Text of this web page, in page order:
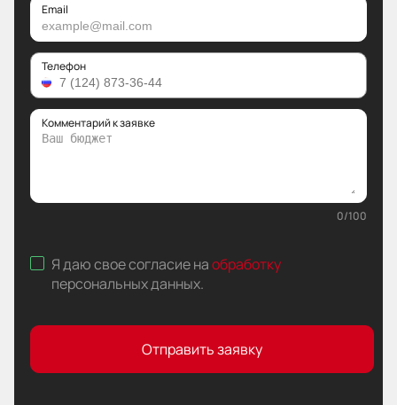
Email
Телефон
Комментарий к заявке
0/100
Я даю свое согласие наобработку
персональных данных.
Отправить заявку